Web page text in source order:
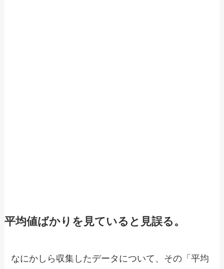
平均値ばかりを見ていると見誤る。
なにかしら収集したデータについて、その「平均